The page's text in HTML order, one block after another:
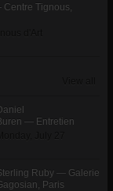
Tignous,
d'Art
View all
— Entretien
Monday, July 27
Ruby — Galerie
Paris